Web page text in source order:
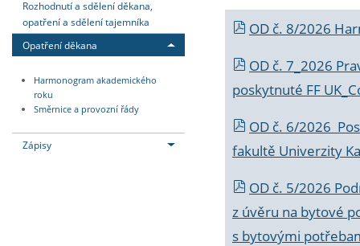
Rozhodnutí a sdělení děkana,
opatření a sdělení tajemníka
Opatření děkana
Harmonogram akademického
roku
Směrnice a provozní řády
Zápisy
OD č. 8/2026
OD č. 7_2026
poskytnuté FF
OD č. 6/2026
fakultě Univerzity
OD č. 5/2026
z úvěru na bytové
s bytovými